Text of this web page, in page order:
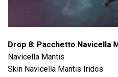
Drop 8: Pacchetto Navicella
Navicella Mantis
Skin Navicella Mantis Iridos